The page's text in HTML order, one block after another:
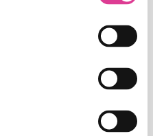
5 flux, qui oblige
à faire ce travail de
la collecte de